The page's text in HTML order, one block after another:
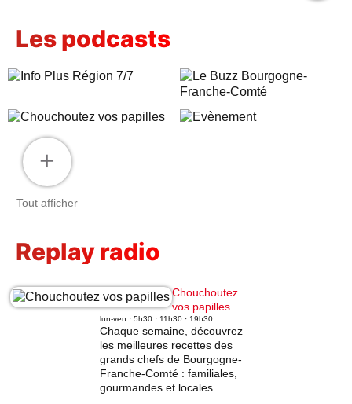
Les podcasts
+
Tout afficher
Replay radio
Chouchoutez
vos papilles
lun-ven · 5h30 · 11h30 · 19h30
Chaque semaine, découvrez
les meilleures recettes des
grands chefs de Bourgogne-
Franche-Comté : familiales,
gourmandes et locales...